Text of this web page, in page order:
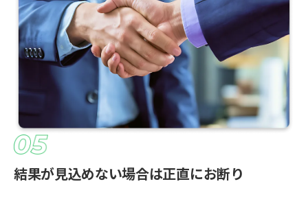
結果が見込めない場合は正直にお断り